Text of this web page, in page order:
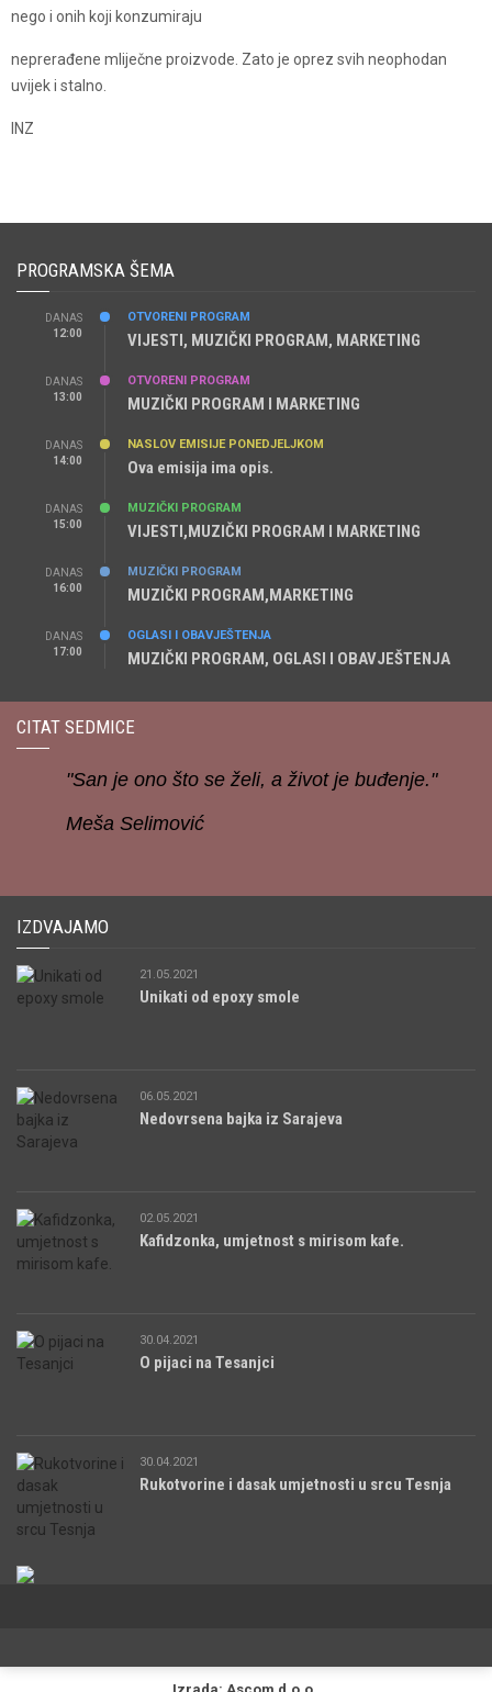
nego i onih koji konzumiraju
neprerađene mliječne proizvode. Zato je oprez svih neophodan
uvijek i stalno.
INZ
PROGRAMSKA ŠEMA
DANAS
12:00
OTVORENI PROGRAM
VIJESTI, MUZIČKI PROGRAM, MARKETING
DANAS
13:00
OTVORENI PROGRAM
MUZIČKI PROGRAM I MARKETING
DANAS
14:00
NASLOV EMISIJE PONEDJELJKOM
Ova emisija ima opis.
DANAS
15:00
MUZIČKI PROGRAM
VIJESTI,MUZIČKI PROGRAM I MARKETING
DANAS
16:00
MUZIČKI PROGRAM
MUZIČKI PROGRAM,MARKETING
DANAS
17:00
OGLASI I OBAVJEŠTENJA
MUZIČKI PROGRAM, OGLASI I OBAVJEŠTENJA
CITAT SEDMICE
"San je ono što se želi, a život je buđenje."
Meša Selimović
IZDVAJAMO
21.05.2021
Unikati od epoxy smole
06.05.2021
Nedovrsena bajka iz Sarajeva
02.05.2021
Kafidzonka, umjetnost s mirisom kafe.
30.04.2021
O pijaci na Tesanjci
30.04.2021
Rukotvorine i dasak umjetnosti u srcu Tesnja